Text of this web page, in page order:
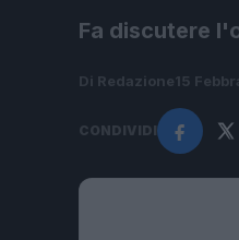
Fa discutere
Di Redazione 15
CONDIVIDI